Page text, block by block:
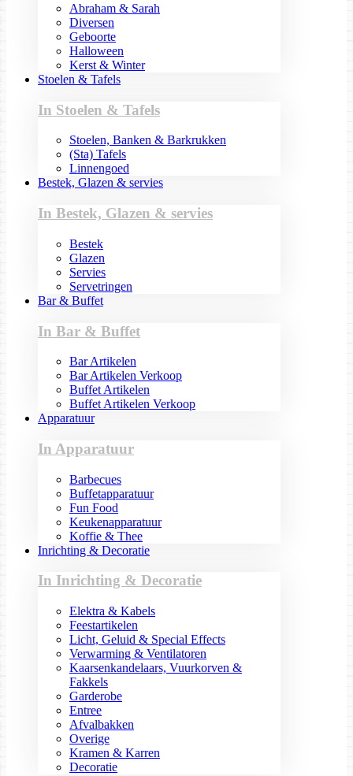
Abraham & Sarah
Diversen
Geboorte
Halloween
Kerst & Winter
Stoelen & Tafels
In Stoelen & Tafels
Stoelen, Banken & Barkrukken
(Sta) Tafels
Linnengoed
Bestek, Glazen & servies
In Bestek, Glazen & servies
Bestek
Glazen
Servies
Servetringen
Bar & Buffet
In Bar & Buffet
Bar Artikelen
Bar Artikelen Verkoop
Buffet Artikelen
Buffet Artikelen Verkoop
Apparatuur
In Apparatuur
Barbecues
Buffetapparatuur
Fun Food
Keukenapparatuur
Koffie & Thee
Inrichting & Decoratie
In Inrichting & Decoratie
Elektra & Kabels
Feestartikelen
Licht, Geluid & Special Effects
Verwarming & Ventilatoren
Kaarsenkandelaars, Vuurkorven &
Fakkels
Garderobe
Entree
Afvalbakken
Overige
Kramen & Karren
Decoratie